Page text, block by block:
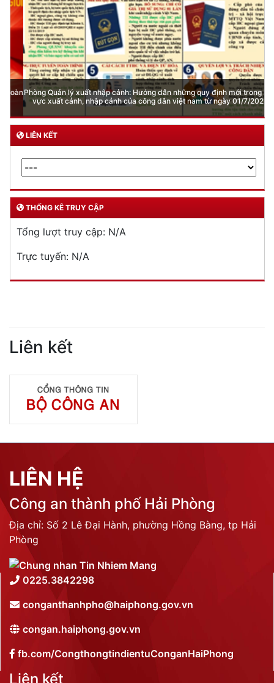
Phòng Quản lý xuất nhập cảnh: Hướng dẫn những quy định mới trong lĩnh
vực xuất cảnh, nhập cảnh của công dân việt nam từ ngày 01/7/2026
LIÊN KẾT
THỐNG KÊ TRUY CẬP
Tổng lượt truy cập: N/A
Trực tuyến: N/A
Liên kết
LIÊN HỆ
Công an thành phố Hải Phòng
Địa chỉ: Số 2 Lê Đại Hành, phường Hồng Bàng, tp Hải
Phòng
0225.3842298
conganthanhpho@haiphong.gov.vn
congan.haiphong.gov.vn
fb.com/CongthongtindientuConganHaiPhong
Liên kết